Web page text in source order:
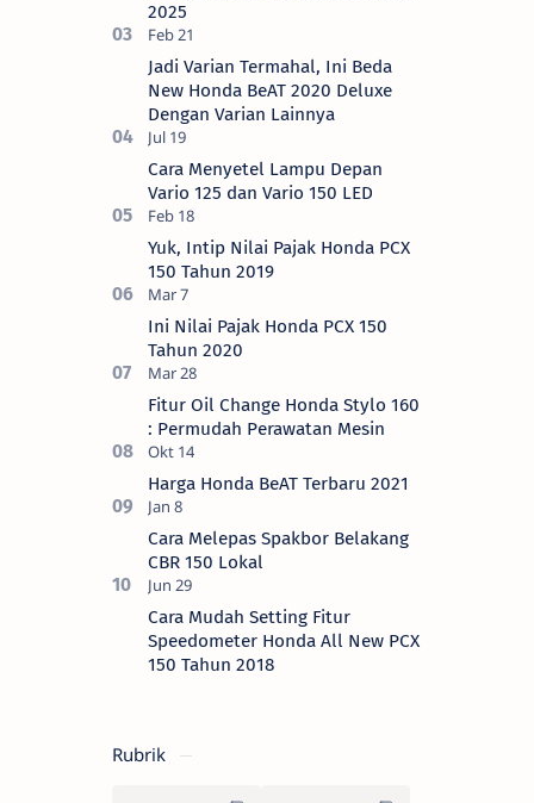
2025
Jadi Varian Termahal, Ini Beda
New Honda BeAT 2020 Deluxe
Dengan Varian Lainnya
Cara Menyetel Lampu Depan
Vario 125 dan Vario 150 LED
Yuk, Intip Nilai Pajak Honda PCX
150 Tahun 2019
Ini Nilai Pajak Honda PCX 150
Tahun 2020
Fitur Oil Change Honda Stylo 160
: Permudah Perawatan Mesin
Harga Honda BeAT Terbaru 2021
Cara Melepas Spakbor Belakang
CBR 150 Lokal
Cara Mudah Setting Fitur
Speedometer Honda All New PCX
150 Tahun 2018
Rubrik